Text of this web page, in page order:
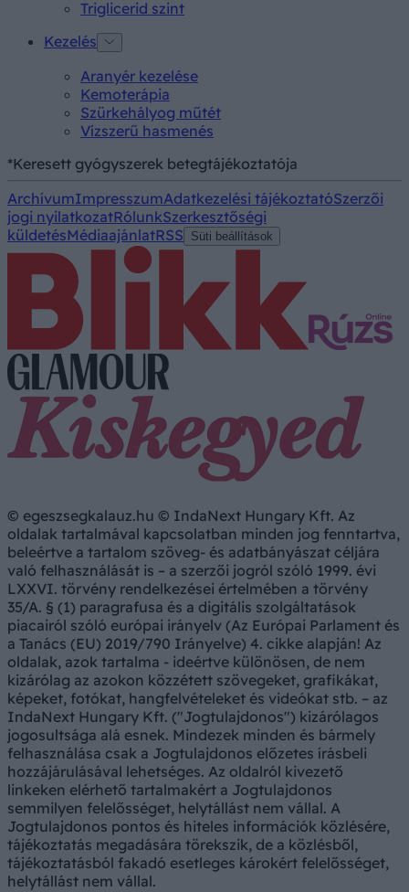
Triglicerid szint
Kezelés
Aranyér kezelése
Kemoterápia
Szürkehályog műtét
Vízszerű hasmenés
*Keresett gyógyszerek betegtájékoztatója
ArchívumImpresszumAdatkezelési tájékoztatóSzerzői
jogi nyilatkozatRólunkSzerkesztőségi
küldetésMédiaajánlatRSS Süti beállítások
© egeszsegkalauz.hu © IndaNext Hungary Kft. Az
oldalak tartalmával kapcsolatban minden jog fenntartva,
beleértve a tartalom szöveg- és adatbányászat céljára
való felhasználását is – a szerzői jogról szóló 1999. évi
LXXVI. törvény rendelkezései értelmében a törvény
35/A. § (1) paragrafusa és a digitális szolgáltatások
piacairól szóló európai irányelv (Az Európai Parlament és
a Tanács (EU) 2019/790 Irányelve) 4. cikke alapján! Az
oldalak, azok tartalma - ideértve különösen, de nem
kizárólag az azokon közzétett szövegeket, grafikákat,
képeket, fotókat, hangfelvételeket és videókat stb. – az
IndaNext Hungary Kft. ("Jogtulajdonos") kizárólagos
jogosultsága alá esnek. Mindezek minden és bármely
felhasználása csak a Jogtulajdonos előzetes írásbeli
hozzájárulásával lehetséges. Az oldalról kivezető
linkeken elérhető tartalmakért a Jogtulajdonos
semmilyen felelősséget, helytállást nem vállal. A
Jogtulajdonos pontos és hiteles információk közlésére,
tájékoztatás megadására törekszik, de a közlésből,
tájékoztatásból fakadó esetleges károkért felelősséget,
helytállást nem vállal.